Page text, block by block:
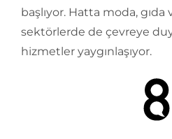
başlıyor. Hatta moda,
sektörlerde de çevreye
hizmetler yaygınlaşıyor.